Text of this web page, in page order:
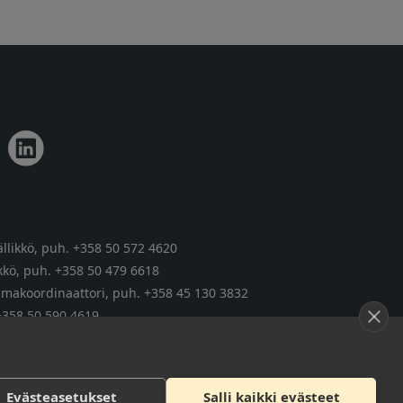
puh. +358 50 572 4620
puh. +358 50 479 6618
puh. +358 45 130 3832
50 590 4619
Evästeasetukset Salli kaikki evästeet